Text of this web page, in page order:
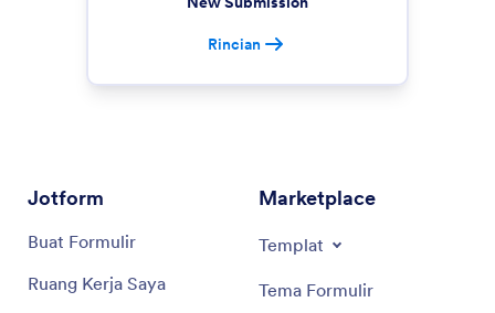
Rincian
Jotform
Buat Formulir
Ruang Kerja Saya
Marketplace
Templat
Tema Formulir